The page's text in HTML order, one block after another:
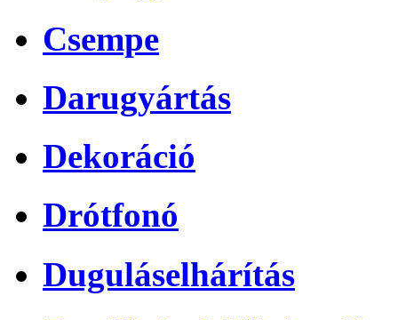
Csempe
Darugyártás
Dekoráció
Drótfonó
Duguláselhárítás